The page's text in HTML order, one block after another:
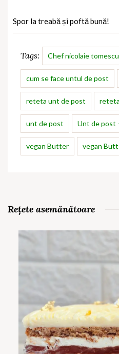
Spor la treabă și poftă bună!
Tags: Chef nicolaie tomescu
cum se face untul de post
reteta unt de post
unt de post Unt de post
vegan Butter vegan
Rețete asemănătoare